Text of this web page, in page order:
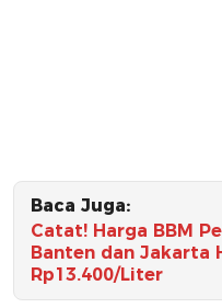
Baca Juga:
Catat! Harga BBM
Banten dan Jakarta
Rp13.400/Liter